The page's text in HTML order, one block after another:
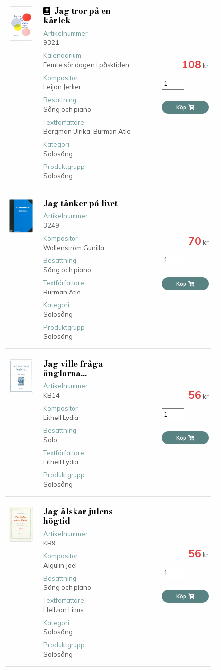
Jag tror på en
kärlek
Artikelnummer
9321
Kalendarium
Femte söndagen i påsktiden
Kompositör
Leijon Jerker
Besättning
Sång och piano
Textförfattare
Bergman Ulrika, Burman Atle
Kategori
Solosång
Produktgrupp
Solosång
108 kr
Köp
Jag tänker på livet
Artikelnummer
3249
Kompositör
Wallenström Gunilla
Besättning
Sång och piano
Textförfattare
Burman Atle
Kategori
Solosång
Produktgrupp
Solosång
70 kr
Köp
Jag ville fråga
änglarna...
Artikelnummer
KB14
Kompositör
Lithell Lydia
Besättning
Solo
Textförfattare
Lithell Lydia
Produktgrupp
Solosång
56 kr
Köp
Jag älskar julens
högtid
Artikelnummer
KB9
Kompositör
Algulin Joel
Besättning
Sång och piano
Textförfattare
Hellzon Linus
Kategori
Solosång
Produktgrupp
Solosång
56 kr
Köp